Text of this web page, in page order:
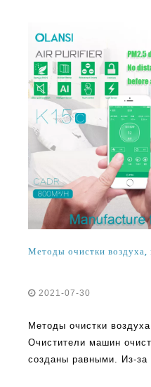
2021-07-30
Методы очистки
Очистители машин
созданы равными. Из-за